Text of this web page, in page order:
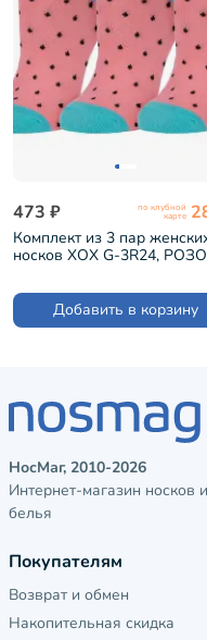
473 ₽ по клубной
карте
Комплект из 3 пар
носков ХОХ G-3R24,
Добавить в корзину
НосМаг, 2010-2026
Интернет-магазин носков
белья
Покупателям
Возврат и обмен
Накопительная скидка